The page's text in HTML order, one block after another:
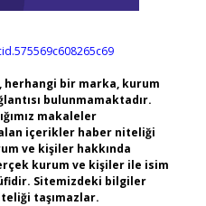
bir marka, kurum
bulunmamaktadır.
makaleler
içerikler haber niteliği
ve kişiler hakkında
kurum ve kişiler ile isim
Sitemizdeki bilgiler
taşımazlar.